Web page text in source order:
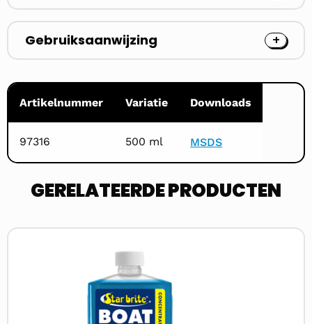
Gebruiksaanwijzing
Artikelnummer Variatie Downloads
97316 500 ml MSDS
GERELATEERDE PRODUCTEN
Lees